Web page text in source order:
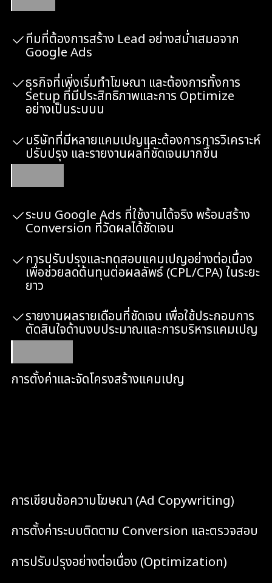
ทีมที่ต้องการสร้าง Lead อย่างสม่ำเสมอจาก
Google Ads
ธุรกิจที่เพิ่งเริ่มทำโฆษณา และต้องการทั้งการ
Setup ที่มีประสิทธิภาพและการ Optimize
อย่างเป็นระบบน
บริษัทที่มีหลายแคมเปญและต้องการการวิเคราะห์
ปรับปรุง และรายงานผลที่ชัดเจนมากขึ้น
ระบบ Google Ads ที่ใช้งานได้จริง พร้อมสร้าง
Conversion ที่วัดผลได้ชัดเจน
การปรับปรุงและทดสอบแคมเปญอย่างต่อเนื่อง
เพื่อช่วยลดต้นทุนต่อผลลัพธ์ (CPL/CPA) ในระยะ
ยาว
รายงานผลรายเดือนที่ชัดเจน เพื่อใช้ประกอบการ
ตัดสินใจด้านงบประมาณและการบริหารแคมเปญ
การตั้งค่าและจัดโครงสร้างแคมเปญ
การเขียนข้อความโฆษณา (Ad Copywriting)
การตั้งค่าระบบติดตาม Conversion และตรวจสอบ
การปรับปรุงอย่างต่อเนื่อง (Optimization)